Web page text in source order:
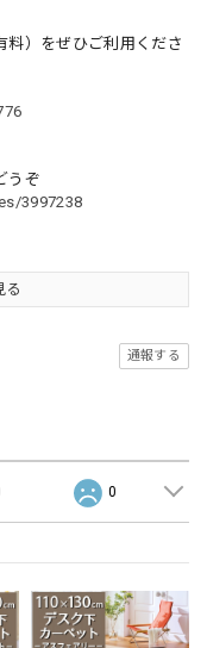
料）をぜひご利用くださ
うぞ
3997238
る
通報する
0